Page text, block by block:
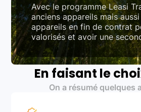
Avec le programme Leasi
anciens appareils mais
appareils en fin de contrat
valorisés et avoir une
En faisant le
On a résumé quelques